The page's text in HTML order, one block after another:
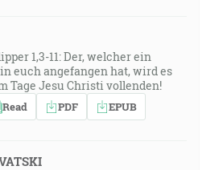
1,3-11: Der, welcher ein
euch angefangen hat, wird es
Tage Jesu Christi vollenden!
Read PDF EPUB